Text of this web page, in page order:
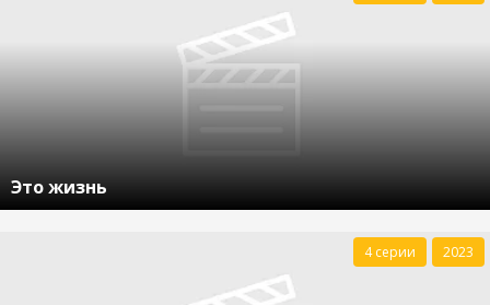
Это жизнь
4 серии 2023